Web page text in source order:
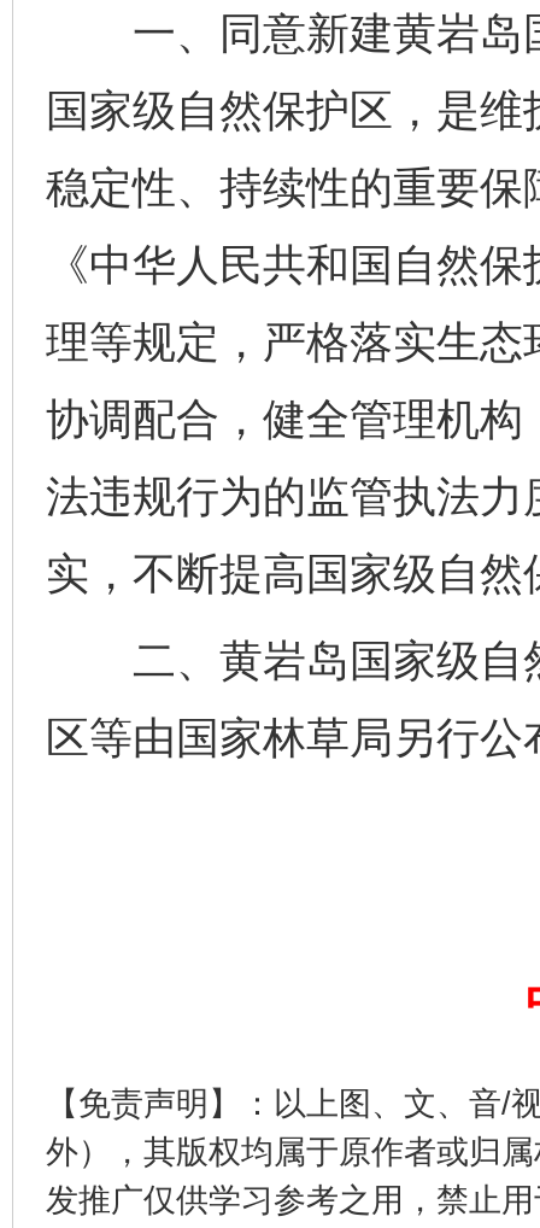
一、同意新建黄岩岛
国家级自然保护区，是
稳定性、持续性的重要
《中华人民共和国自然
理等规定，严格落实生
协调配合，健全管理机
法违规行为的监管执法
实，不断提高国家级自
二、黄岩岛国家级自
区等由国家林草局另行公
【免责声明】：以上图、文、音/
外），其版权均属于原作者或归
发推广仅供学习参考之用，禁止
东山县通报“牛蛙产品抗生素超标问题”